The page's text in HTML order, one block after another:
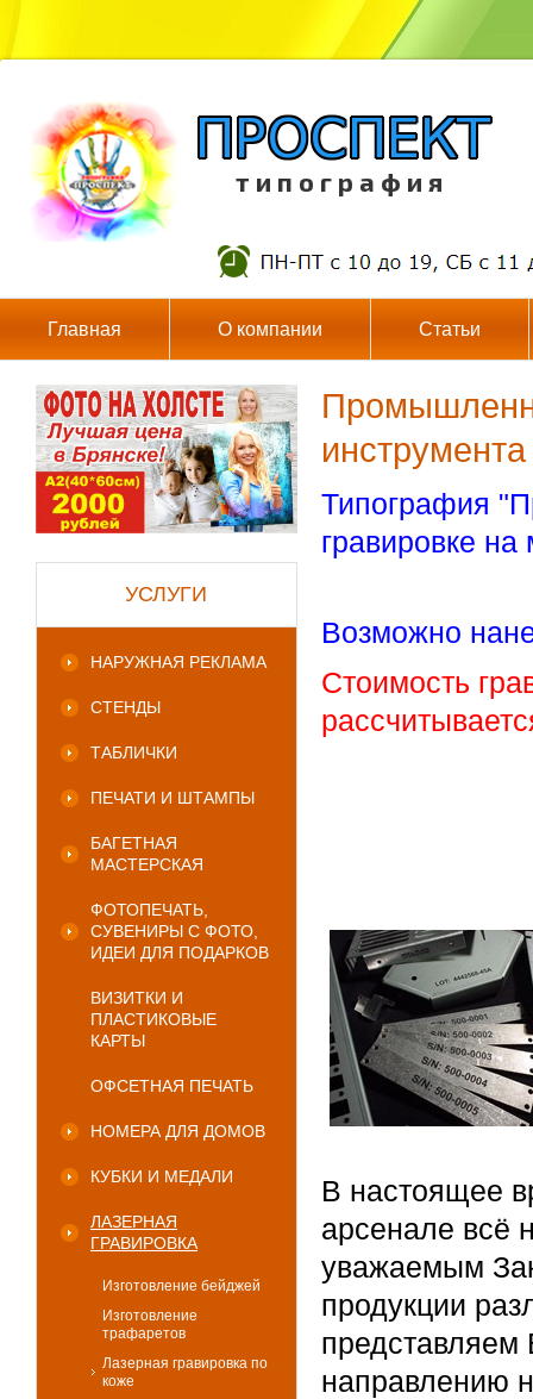
т и п о г р а ф и я
Главная О компании Статьи
УСЛУГИ
НАРУЖНАЯ РЕКЛАМА
СТЕНДЫ
ТАБЛИЧКИ
ПЕЧАТИ И ШТАМПЫ
БАГЕТНАЯ
МАСТЕРСКАЯ
ФОТОПЕЧАТЬ,
СУВЕНИРЫ С ФОТО,
ИДЕИ ДЛЯ ПОДАРКОВ
ВИЗИТКИ И
ПЛАСТИКОВЫЕ
КАРТЫ
ОФСЕТНАЯ ПЕЧАТЬ
НОМЕРА ДЛЯ ДОМОВ
КУБКИ И МЕДАЛИ
ЛАЗЕРНАЯ
ГРАВИРОВКА
Изготовление бейджей
Изготовление
трафаретов
Лазерная гравировка по
коже
инструмента
Типография
гравировке на
Возможно
Стоимость
В настоящее
арсенале всё
уважаемым
продукции
направлению